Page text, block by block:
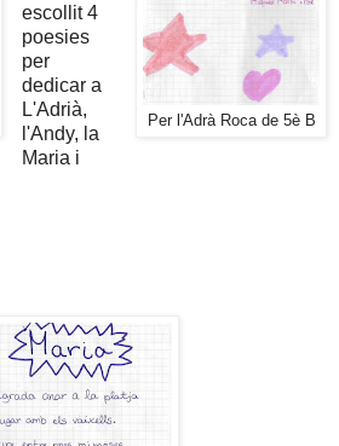
Per l'Adrà Roca de 5è B
escollit 4
poesies
per
dedicar a
L'Adrià,
l'Andy, la
Maria i